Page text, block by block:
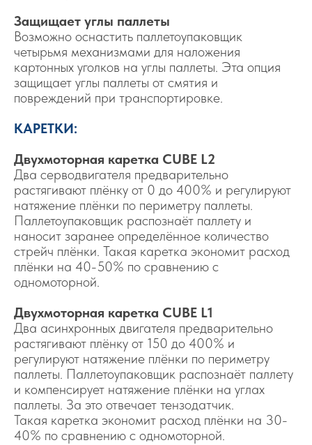
Защищает углы паллеты
Возможно оснастить паллетоупаковщик
четырьмя механизмами для наложения
картонных уголков на углы паллеты. Эта опция
защищает углы паллеты от смятия и
повреждений при транспортировке.
КАРЕТКИ:
Двухмоторная каретка CUBE L2
Два серводвигателя предварительно
растягивают плёнку от 0 до 400% и регулируют
натяжение плёнки по периметру паллеты.
Паллетоупаковщик распознаёт паллету и
наносит заранее определённое количество
стрейч плёнки. Такая каретка экономит расход
плёнки на 40-50% по сравнению с
одномоторной.
Двухмоторная каретка CUBE L1
Два асинхронных двигателя предварительно
растягивают плёнку от 150 до 400% и
регулируют натяжение плёнки по периметру
паллеты. Паллетоупаковщик распознаёт паллету
и компенсирует натяжение плёнки на углах
паллеты. За это отвечает тензодатчик.
Такая каретка экономит расход плёнки на 30-
40% по сравнению с одномоторной.